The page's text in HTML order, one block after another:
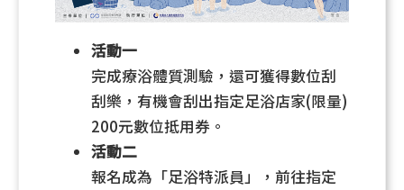
活動一
完成療浴體質測驗，還可獲得數位刮
刮樂，有機會刮出指定足浴店家(限量)
200元數位抵用券。
活動二
報名成為「足浴特派員」，前往指定